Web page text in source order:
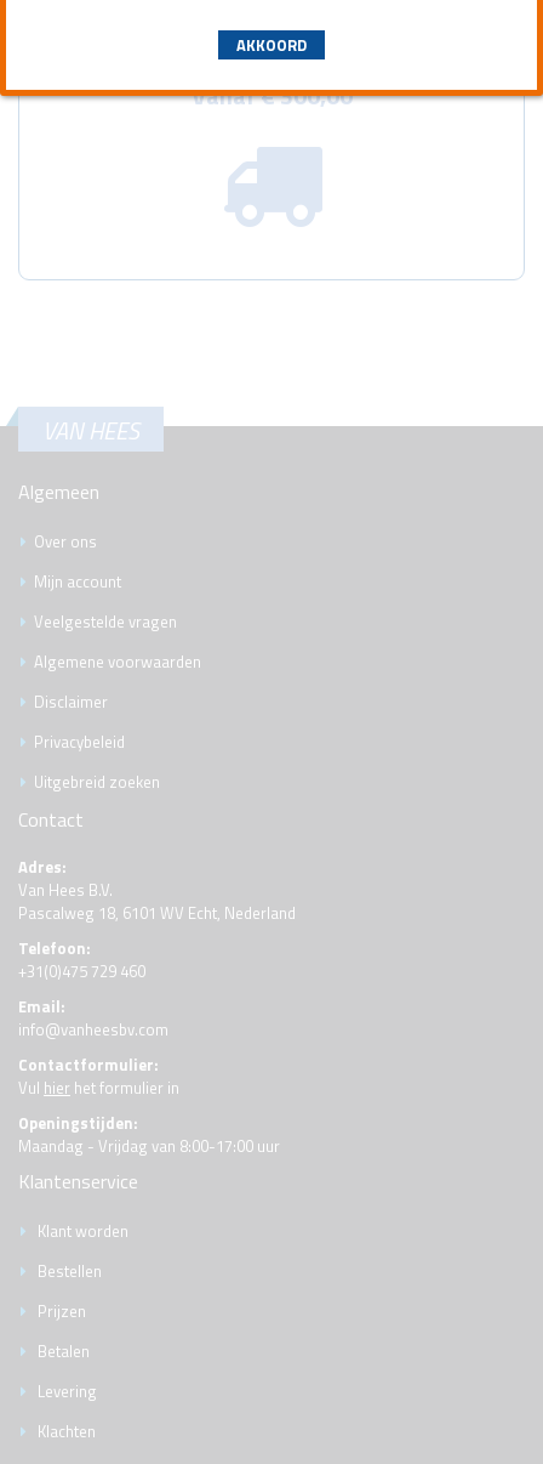
AKKOORD
GRATIS VERZENDEN
Vanaf € 300,00
VAN HEES
Algemeen
Over ons
Mijn account
Veelgestelde vragen
Algemene voorwaarden
Disclaimer
Privacybeleid
Uitgebreid zoeken
Contact
Adres:
Van Hees B.V.
Pascalweg 18, 6101 WV Echt, Nederland
Telefoon:
+31(0)475 729 460
Email:
info@vanheesbv.com
Contactformulier:
Vul hier het formulier in
Openingstijden:
Maandag - Vrijdag van 8:00-17:00 uur
Klantenservice
Klant worden
Bestellen
Prijzen
Betalen
Levering
Klachten